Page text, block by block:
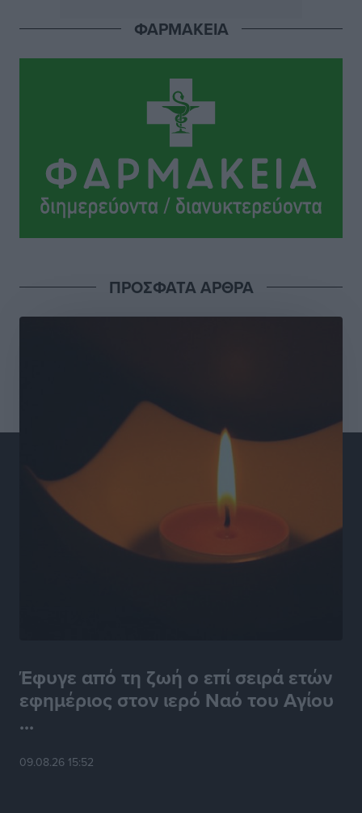
πριν 23 ώρες
Οδηγός στη Ρόδο τράκαρε σταθμευμένο αυτοκίνητο,
παρέσυρε 72χρονο και διέφυγε
πριν 23 ώρες
ΦΑΡΜΑΚΕΙΑ
ΠΡΟΣΦΑΤΑ ΑΡΘΡΑ
Έφυγε από τη ζωή ο επί σειρά ετών
εφημέριος στον ιερό Ναό του Αγίου
...
09.08.26 15:52